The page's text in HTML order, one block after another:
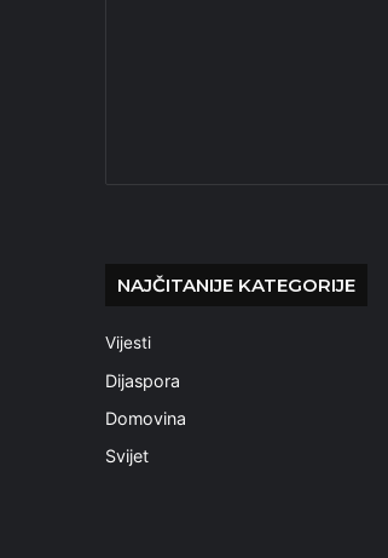
NAJČITANIJE KATEGORIJE
Vijesti
Dijaspora
Domovina
Svijet